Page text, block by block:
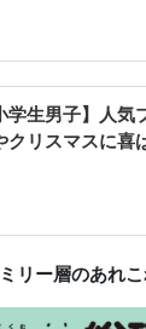
学生男子】人
クリスマスに喜
リー層のあれ